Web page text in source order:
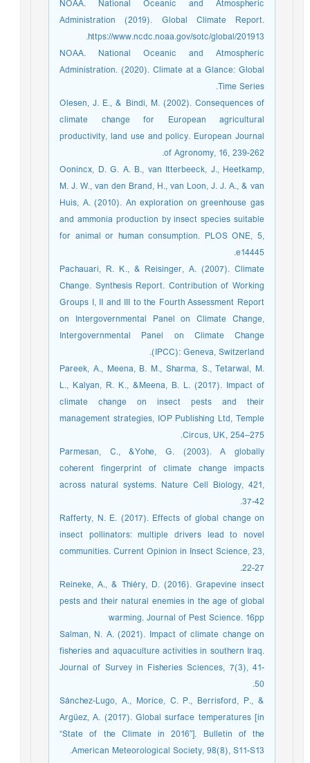
NOAA. National Oceanic and Atmospheric
Administration (2019). Global Climate Report.
https://www.ncdc.noaa.gov/sotc/global/201913.
NOAA. National Oceanic and Atmospheric
Administration. (2020). Climate at a Glance: Global
Time Series.‏
Olesen, J. E., & Bindi, M. (2002). Consequences of
climate change for European agricultural
productivity, land use and policy. European Journal
of Agronomy, 16, 239-262.
Oonincx, D. G. A. B., van Itterbeeck, J., Heetkamp,
M. J. W., van den Brand, H., van Loon, J. J. A., & van
Huis, A. (2010). An exploration on greenhouse gas
and ammonia production by insect species suitable
for animal or human consumption. PLOS ONE, 5,
e14445.
Pachauari, R. K., & Reisinger, A. (2007). Climate
Change. Synthesis Report. Contribution of Working
Groups I, II and III to the Fourth Assessment Report
on Intergovernmental Panel on Climate Change,
Intergovernmental Panel on Climate Change
(IPCC): Geneva, Switzerland.
Pareek, A., Meena, B. M., Sharma, S., Tetarwal, M.
L., Kalyan, R. K., &Meena, B. L. (2017). Impact of
climate change on insect pests and their
management strategies, IOP Publishing Ltd, Temple
Circus, UK, 254–275.
Parmesan, C., &Yohe, G. (2003). A globally
coherent fingerprint of climate change impacts
across natural systems. Nature Cell Biology, 421,
37-42.
Rafferty, N. E. (2017). Effects of global change on
insect pollinators: multiple drivers lead to novel
communities. Current Opinion in Insect Science, 23,
22-27.‏
Reineke, A., & Thiéry, D. (2016). Grapevine insect
pests and their natural enemies in the age of global
warming. Journal of Pest Science. 16pp
Salman, N. A. (2021). Impact of climate change on
fisheries and aquaculture activities in southern Iraq.
Journal of Survey in Fisheries Sciences, 7(3), 41-
50.
Sánchez-Lugo, A., Morice, C. P., Berrisford, P., &
Argüez, A. (2017). Global surface temperatures [in
“State of the Climate in 2016”]. Bulletin of the
American Meteorological Society, 98(8), S11-S13.‏